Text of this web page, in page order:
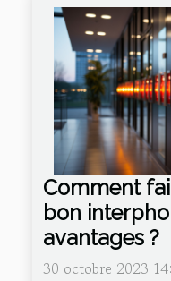
Comment
bon
avantages ?
30 octobre 2023